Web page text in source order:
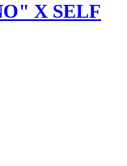
X SELF